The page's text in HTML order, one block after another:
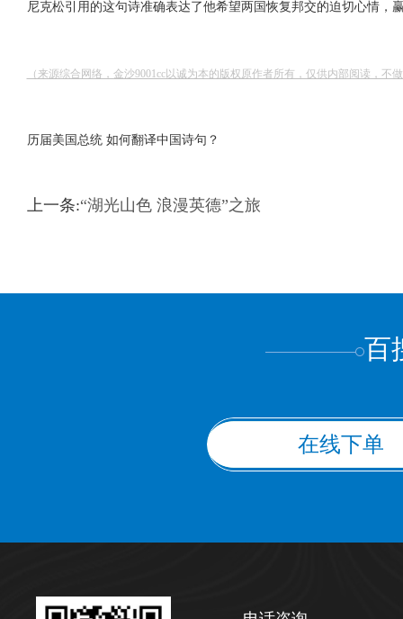
尼克松引用的这句诗准确表达了他希望两国恢复邦交的迫切心情，
（来源综合网络，金沙9001cc以诚为本的版权原作者所有，仅供内部阅读，不
历届美国总统 如何翻译中国诗句？
上一条:“湖光山色 浪漫英德”之旅
百
在线下单